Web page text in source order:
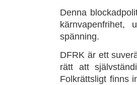
Denna
kärnvapenfrihet,
spänning.
DFRK är ett
rätt att
Folkrättsligt finns